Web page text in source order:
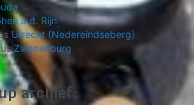
a.d. Rijn
Utrecht (Nedereindseberg)
Zwanenburg
archief: